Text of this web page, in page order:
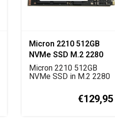
Micron 2210 512GB
NVMe SSD M.2 2280
(MTFDHBA512QFD)
Micron 2210 512GB
NVMe SSD in M.2 2280
€129,95